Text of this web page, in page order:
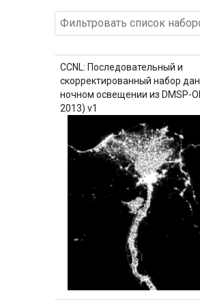
CCNL: Последовательный и
скорректированный набор
ночном освещении из DMSP-
2013) v1